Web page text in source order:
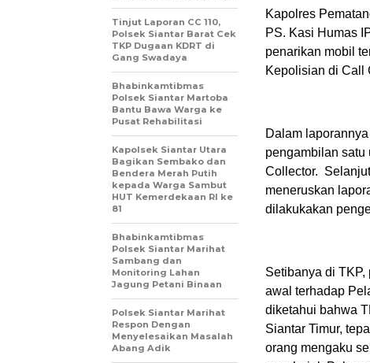
Kapolres
PS. Kasi Humas
penarikan mobil
Kepolisian di Call
Dalam
pengambilan satu
Collector.
meneruskan
dilakukakan
Setibanya di
awal terhadap
diketahui bahwa
Siantar Timur,
orang mengaku
Tinjut Laporan CC 110,
Polsek Siantar Barat Cek
TKP Dugaan KDRT di
Gang Swadaya
Bhabinkamtibmas
Polsek Siantar Martoba
Bantu Bawa Warga ke
Pusat Rehabilitasi
Kapolsek Siantar Utara
Bagikan Sembako dan
Bendera Merah Putih
kepada Warga Sambut
HUT Kemerdekaan RI ke
81
Bhabinkamtibmas
Polsek Siantar Marihat
Sambang dan
Monitoring Lahan
Jagung Petani Binaan
Polsek Siantar Marihat
Respon Dengan
Menyelesaikan Masalah
Abang Adik